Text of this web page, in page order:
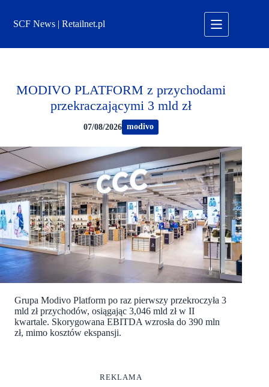
treściSCF News | Retailnet.pl
MODIVO PLATFORM z przychodami
przekraczającymi 3 mld zł
07/08/2026 modivo
Grupa Modivo Platform po raz pierwszy przekroczyła 3
mld zł przychodów, osiągając 3,046 mld zł w II
kwartale. Skorygowana EBITDA wzrosła do 390 mln
zł, mimo kosztów ekspansji.
REKLAMA